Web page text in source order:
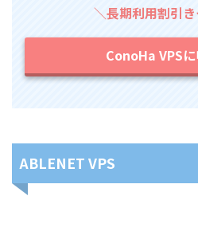
＼長期利用割引
ConoHa VPS
ABLENET VPS